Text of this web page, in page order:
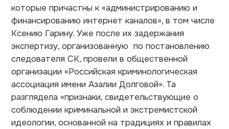
которые причастны к «администрированию и
финансированию интернет каналов», в том числе
Ксению Гарину. Уже после их задержания
экспертизу, организованную по постановлению
следователя СК, провели в общественной
организации «Российская криминологическая
ассоциация имени Азалии Долговой». Та
разглядела «признаки, свидетельствующие о
соблюдении криминальной и экстремистской
идеологии, основанной на традициях и правилах